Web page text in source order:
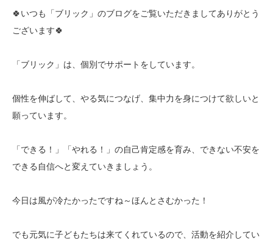
🍀いつも「ブリック」のブログをご覧いただきましてありがとう
ございます🍀
「ブリック」は、個別でサポートをしています。
個性を伸ばして、やる気につなげ、集中力を身につけて欲しいと
願っています。
「できる！」「やれる！」の自己肯定感を育み、できない不安を
できる自信へと変えていきましょう。
今日は風が冷たかったですね～ほんとさむかった！
でも元気に子どもたちは来てくれているので、活動を紹介してい